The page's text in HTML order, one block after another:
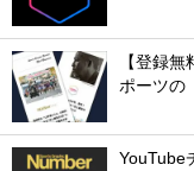
【登録
ポーツの
YouTube